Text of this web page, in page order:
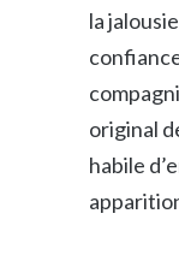
la
original
habile